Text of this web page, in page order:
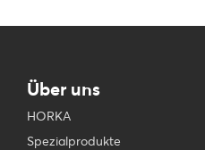
Über uns
HORKA
Spezialprodukte